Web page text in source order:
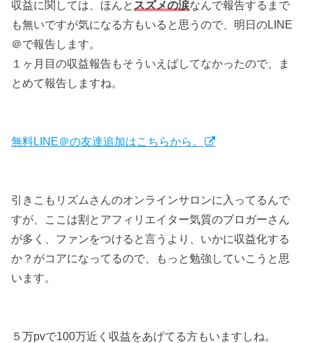
収益に関しては、ほんと スズメの涙なんで報告するまで
も無いですが気になる方もいると思うので、明日のLINE
＠で報告します。
１ヶ月目の収益報告もそういえばしてなかったので、ま
とめて報告しますね。
無料LINE＠の友達追加はこちらから。
引きこもリズムさんのオンラインサロンに入ってるんで
すが、ここは割とアフィリエイター気質のブロガーさん
が多く、ファンをつけると言うより、いかに収益化する
か？がコアになってるので、もっと勉強していこうと思
います。
５万pvで100万近く収益をあげてる方もいますしね。